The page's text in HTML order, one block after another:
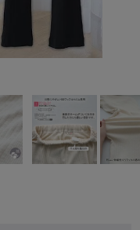
秋
マ
- New Arrival -
ら
半袖 七分袖
スリーパー